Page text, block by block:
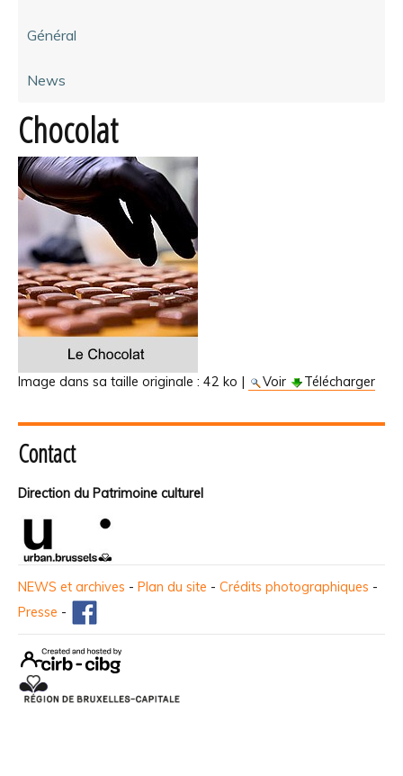
Général
News
Chocolat
Image dans sa taille originale : 42 ko | Voir Télécharger
Contact
Direction du Patrimoine culturel
NEWS et archives - Plan du site - Crédits photographiques -
Presse -